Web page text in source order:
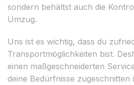
sondern behältst auch die
Umzug.
Uns ist es wichtig, dass du
Transportmöglichkeiten bist.
einen maßgeschneiderten
deine Bedürfnisse zugeschnitten